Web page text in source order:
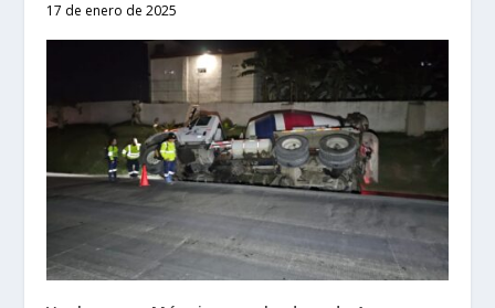
17 de enero de 2025